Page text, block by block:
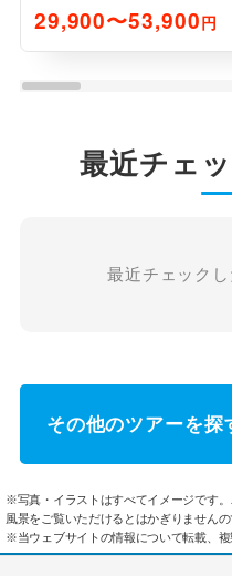
29,900〜53,900円
最近チェ
最近チェック
その他のツアーを探
※写真・イラストはすべてイメージです
風景をご覧いただけるとはかぎりませんの
※当ウェブサイトの情報について転載、複